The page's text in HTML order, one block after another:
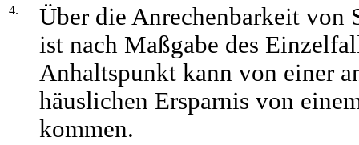
4.
Über die Anrechenbarkeit von
ist nach Maßgabe des
Anhaltspunkt kann von einer
häuslichen Ersparnis von
kommen.